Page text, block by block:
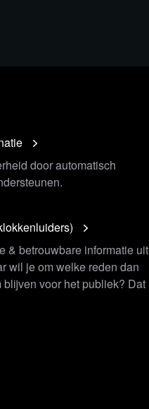
door automatisch
& betrouwbare informatie uit
wil je om welke reden dan
voor het publiek? Dat